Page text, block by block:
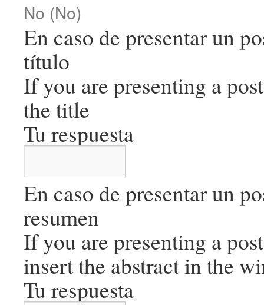
No (No)
En caso de presentar un
título
If you are presenting a
the title
Tu respuesta
En caso de presentar un
resumen
If you are presenting a
insert the abstract in the
Tu respuesta